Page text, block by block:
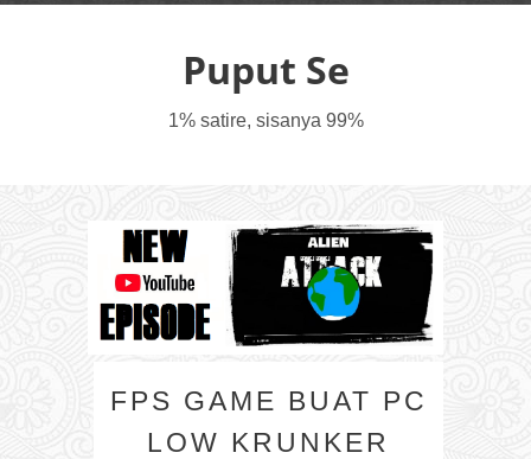
Puput Se
1% satire, sisanya 99%
FPS GAME BUAT PC
LOW KRUNKER